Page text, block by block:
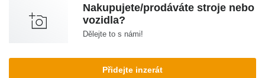
Nakupujete/prodáváte stroje nebo
vozidla?
Dělejte to s námi!
Přidejte inzerát